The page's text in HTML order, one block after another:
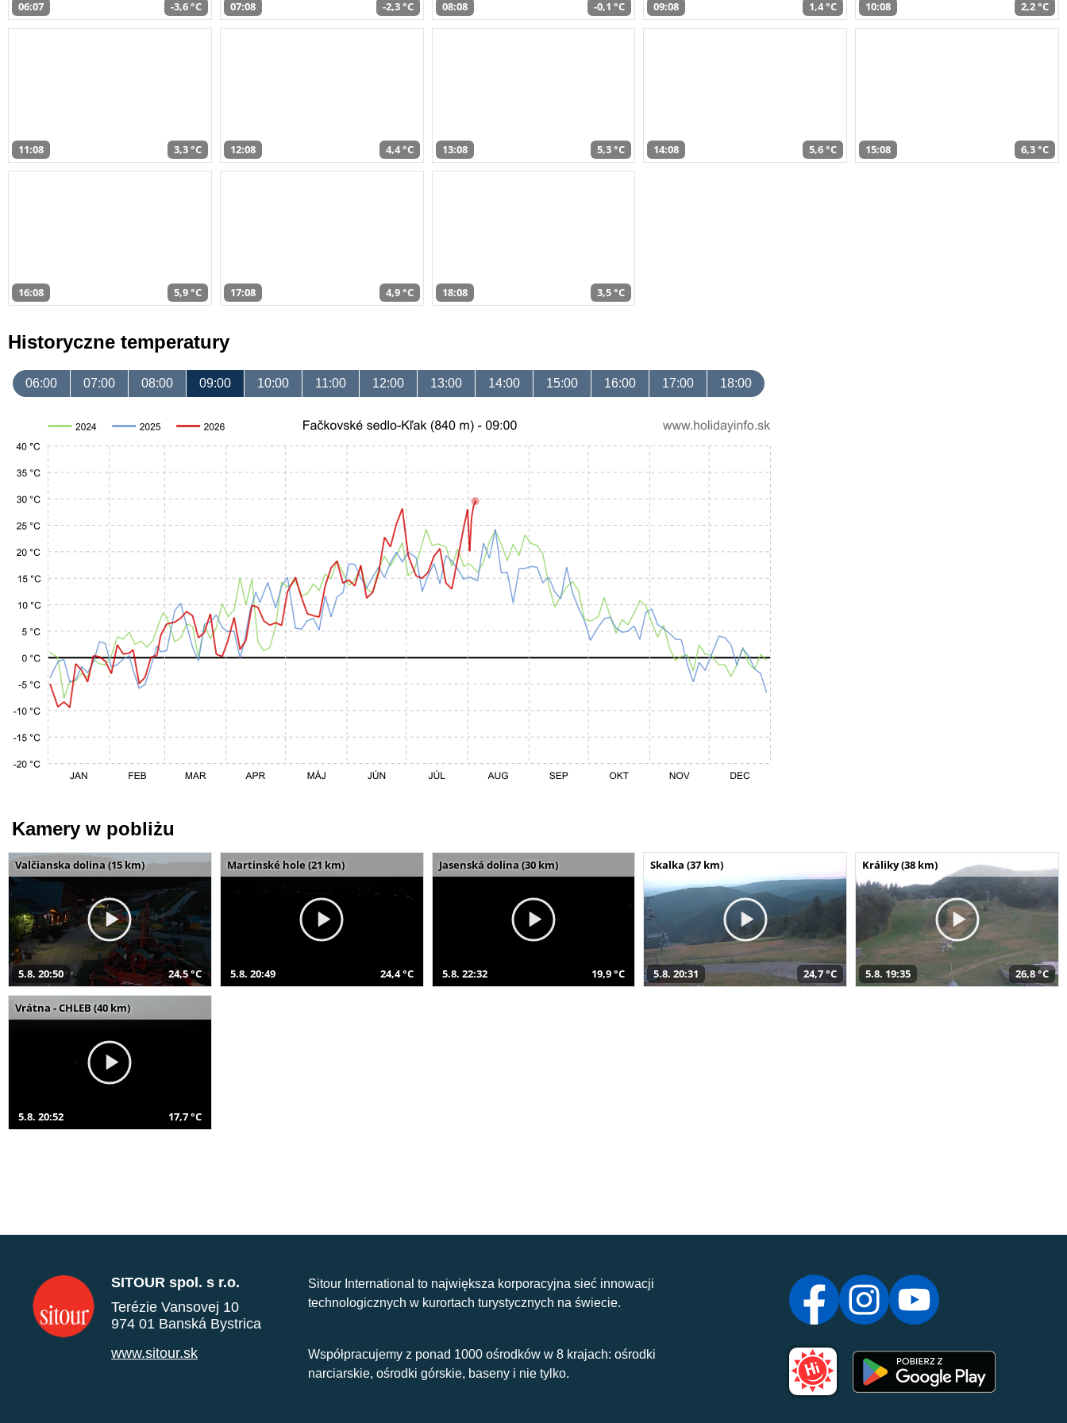
06:07 -3,6 °C 07:08 -2,3 °C 08:08 -0,1 °C 09:08 1,4 °C 10:08 2,2 °C
11:08 3,3 °C 12:08 4,4 °C 13:08 5,3 °C 14:08 5,6 °C 15:08 6,3 °C
16:08 5,9 °C 17:08 4,9 °C 18:08 3,5 °C
Historyczne temperatury
06:00 07:00 08:00 09:00 10:00 11:00 12:00 13:00 14:00 15:00 16:00 17:00 18:00
Kamery w pobliżu
Valčianska dolina (15 km)
5.8. 20:50 24,5 °C
Martinské hole (21 km)
5.8. 20:49 24,4 °C
Jasenská dolina (30 km)
5.8. 22:32 19,9 °C
Skalka (37 km)
5.8. 20:31 24,7 °C
Králiky (38 km)
5.8. 19:35 26,8 °C
Vrátna - CHLEB (40 km)
5.8. 20:52 17,7 °C
SITOUR spol. s r.o.
Terézie Vansovej 10
974 01 Banská Bystrica
www.sitour.sk
Sitour International to największa korporacyjna sieć innowacji
technologicznych w kurortach turystycznych na świecie.
Współpracujemy z ponad 1000 ośrodków w 8 krajach: ośrodki
narciarskie, ośrodki górskie, baseny i nie tylko.